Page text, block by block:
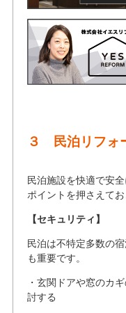
３ 民泊リフォ
民泊施設を快適で安
ポイントを押さえてお
【セキュリティ】
民泊は不特定多数の
も重要です。
・玄関ドアや窓のカ
討する